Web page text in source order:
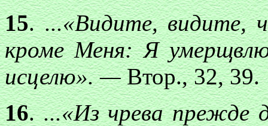
15....«Видите, видите,
кроме Меня: Я
исцелю». —Втор., 32, 39.
16....«Из чрева прежде